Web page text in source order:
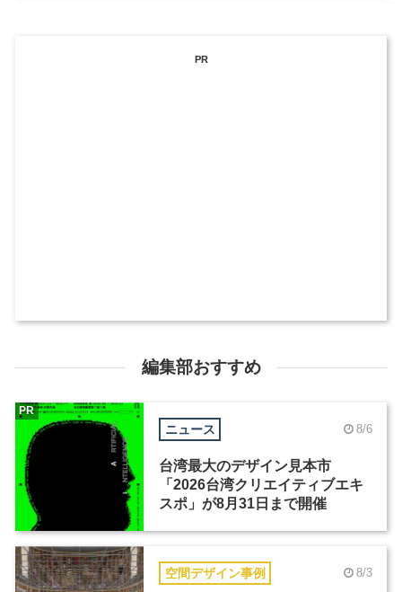
PR
編集部おすすめ
ニュース 8/6
台湾最大のデザイン見本市
「2026台湾クリエイティブエキ
スポ」が8月31日まで開催
PR
空間デザイン事例 8/3